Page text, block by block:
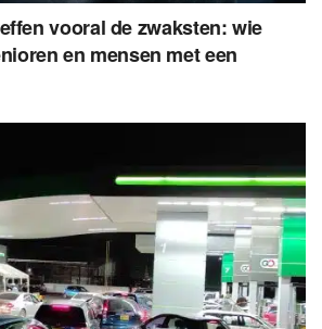
vooral de zwaksten: wie
en mensen met een